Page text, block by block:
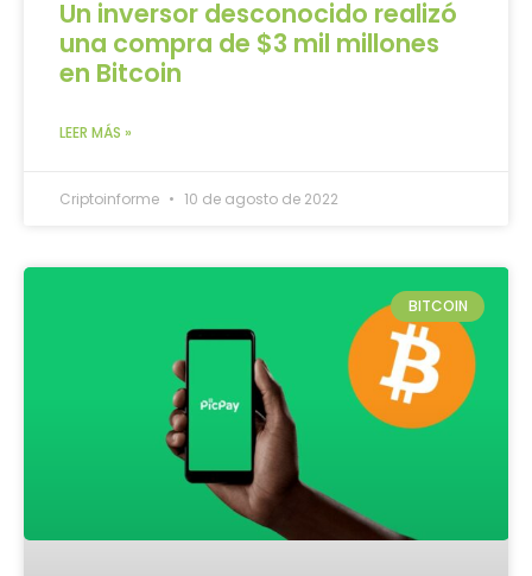
Un inversor desconocido realizó
una compra de $3 mil millones
en Bitcoin
LEER MÁS »
Criptoinforme 10 de agosto de 2022
BITCOIN